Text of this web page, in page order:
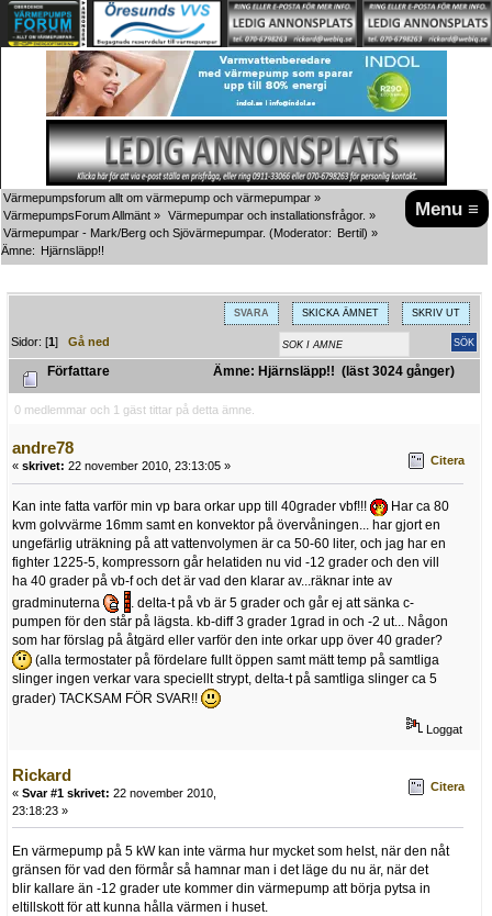
Menu ≡
Värmepumpsforum allt om värmepump och värmepumpar »
VärmepumpsForum Allmänt » Värmepumpar och installationsfrågor. »
Värmepumpar - Mark/Berg och Sjövärmepumpar. (Moderator: Bertil) »
Ämne: Hjärnsläpp!!
SVARA SKICKA ÄMNET SKRIV UT
Sidor: [1]Gå ned
Författare Ämne: Hjärnsläpp!! (läst 3024 gånger)
0 medlemmar och 1 gäst tittar på detta ämne.
andre78
« skrivet: 22 november 2010, 23:13:05 » Citera
Kan inte fatta varför min vp bara orkar upp till 40grader vbf!!!
Har ca 80
kvm golvvärme 16mm samt en konvektor på övervåningen... har gjort en
ungefärlig uträkning på att vattenvolymen är ca 50-60 liter, och jag har en
fighter 1225-5, kompressorn går helatiden nu vid -12 grader och den vill
ha 40 grader på vb-f och det är vad den klarar av...räknar inte av
gradminuterna
. delta-t på vb är 5 grader och går ej att sänka c-
pumpen för den står på lägsta. kb-diff 3 grader 1grad in och -2 ut... Någon
som har förslag på åtgärd eller varför den inte orkar upp över 40 grader?
(alla termostater på fördelare fullt öppen samt mätt temp på samtliga
slinger ingen verkar vara speciellt strypt, delta-t på samtliga slinger ca 5
grader) TACKSAM FÖR SVAR!!
Loggat
Rickard
« Svar #1 skrivet: 22 november 2010,
23:18:23 »
Citera
En värmepump på 5 kW kan inte värma hur mycket som helst, när den nåt
gränsen för vad den förmår så hamnar man i det läge du nu är, när det
blir kallare än -12 grader ute kommer din värmepump att börja pytsa in
eltillskott för att kunna hålla värmen i huset.